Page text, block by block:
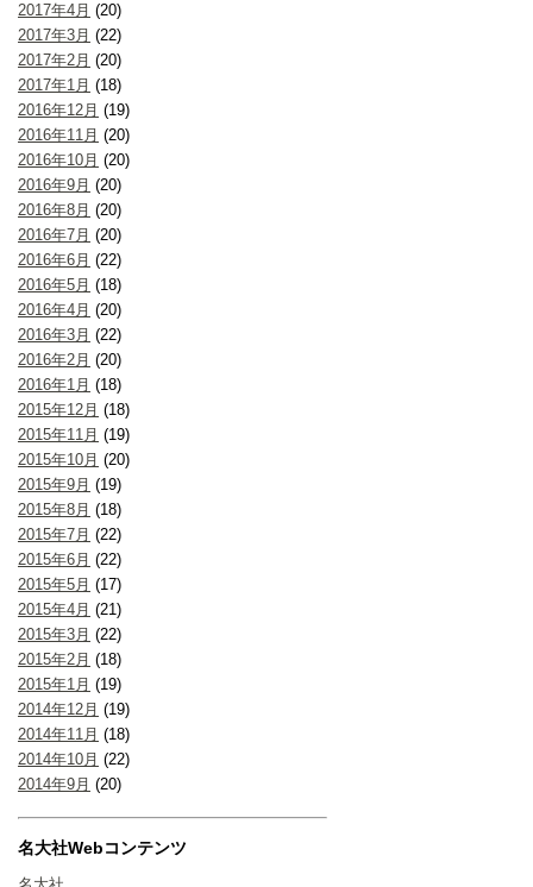
2017年4月 (20)
2017年3月 (22)
2017年2月 (20)
2017年1月 (18)
2016年12月 (19)
2016年11月 (20)
2016年10月 (20)
2016年9月 (20)
2016年8月 (20)
2016年7月 (20)
2016年6月 (22)
2016年5月 (18)
2016年4月 (20)
2016年3月 (22)
2016年2月 (20)
2016年1月 (18)
2015年12月 (18)
2015年11月 (19)
2015年10月 (20)
2015年9月 (19)
2015年8月 (18)
2015年7月 (22)
2015年6月 (22)
2015年5月 (17)
2015年4月 (21)
2015年3月 (22)
2015年2月 (18)
2015年1月 (19)
2014年12月 (19)
2014年11月 (18)
2014年10月 (22)
2014年9月 (20)
名大社Webコンテンツ